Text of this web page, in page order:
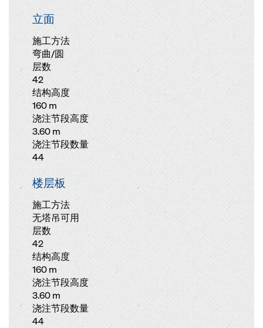
立面
施工方法
弯曲/圆
层数
42
结构高度
160 m
浇注节段高度
3.60 m
浇注节段数量
44
楼层板
施工方法
无塔吊可用
层数
42
结构高度
160 m
浇注节段高度
3.60 m
浇注节段数量
44